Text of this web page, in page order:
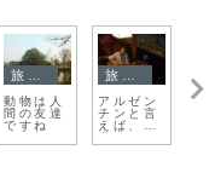
束の間ブ
エノスア
イレスを
間になっ
旅日記
ヒマラヤ
山脈が手
を振って
た！
波